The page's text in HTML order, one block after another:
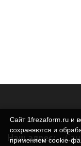
Наш адрес:
Сайт 1frezaform.ru и
сохраняются и
применяем